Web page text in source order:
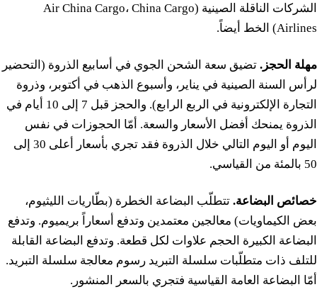
الشركات الناقلة الصينية (Air China Cargo، China Cargo
Airlines) الخط أيضاً.
مهلة الحجز. تضيق سعة الشحن الجوي في أسابيع الذروة (التحضير
لرأس السنة الصينية في يناير، وأسبوع الذهب في أكتوبر، وذروة
التجارة الإلكترونية في الربع الرابع). والحجز قبل 7 إلى 10 أيام في
الذروة يمنحك أفضل الأسعار والسعة. أمّا الحجوزات في نفس
اليوم أو اليوم التالي خلال الذروة فقد تجري بأسعار أعلى 30 إلى
50 بالمئة من القياسي.
خصائص البضاعة. تتطلّب البضاعة الخطرة (بطّاريات الليثيوم،
بعض الكيماويات) معالجين معتمدين وتدفع أسعاراً بريميوم. وتدفع
البضاعة الكبيرة الحجم علاوات لكل قطعة. وتدفع البضاعة القابلة
للتلف ذات متطلّبات سلسلة التبريد رسوم معالجة سلسلة التبريد.
أمّا البضاعة العامة القياسية فتجري بالسعر المنشور.